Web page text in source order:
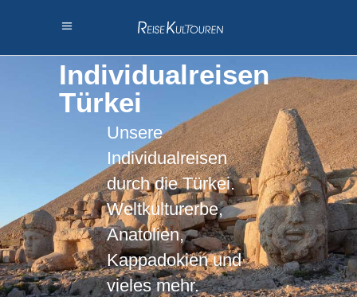
Individualreisen
Türkei
Unsere
Individualreisen
durch die Türkei.
Weltkulturerbe,
Anatolien,
Kappadokien und
vieles mehr.